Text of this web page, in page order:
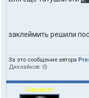
заклеймить решили
За это сообщение автора
Дизлайков: 0)
AlecArzh